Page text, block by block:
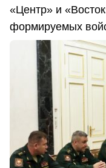
«Центр» и
формируемых